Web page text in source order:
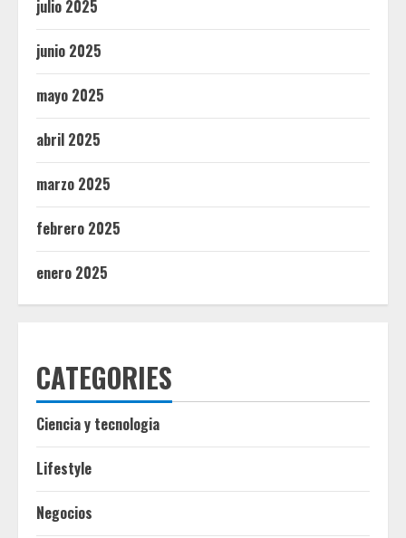
julio 2025
junio 2025
mayo 2025
abril 2025
marzo 2025
febrero 2025
enero 2025
CATEGORIES
Ciencia y tecnologia
Lifestyle
Negocios